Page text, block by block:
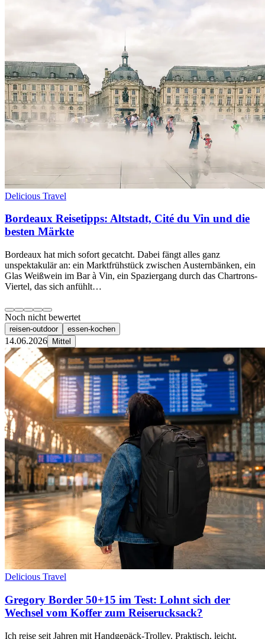
Delicious Travel
Bordeaux Reisetipps: Altstadt, Cité du Vin und die
besten Märkte
Bordeaux hat mich sofort gecatcht. Dabei fängt alles ganz
unspektakulär an: ein Marktfrühstück zwischen Austernbänken, ein
Glas Weißwein im Bar à Vin, ein Spaziergang durch das Chartrons-
Viertel, das sich anfühlt…
Noch nicht bewertet
reisen-outdoor essen-kochen
14.06.2026 Mittel
Delicious Travel
Gregory Border 50+15 im Test: Lohnt sich der
Wechsel vom Koffer zum Reiserucksack?
Ich reise seit Jahren mit Handgepäck-Trolley. Praktisch, leicht,